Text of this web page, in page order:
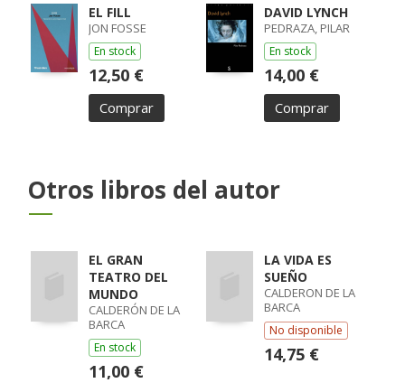
EL FILL
JON FOSSE
En stock
12,50 €
Comprar
DAVID LYNCH
PEDRAZA, PILAR
En stock
14,00 €
Comprar
Otros libros del autor
EL GRAN
TEATRO DEL
MUNDO
CALDERÓN DE LA
BARCA
En stock
11,00 €
LA VIDA ES
SUEÑO
CALDERON DE LA
BARCA
No disponible
14,75 €